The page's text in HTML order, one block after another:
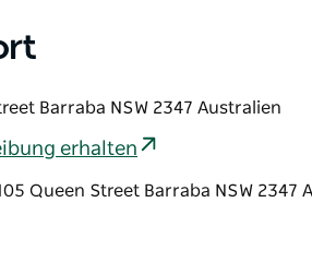
Barraba NSW 2347 Australien
erhalten